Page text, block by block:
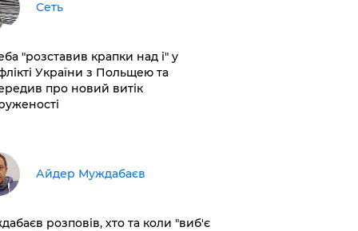
Сеть
"розставив крапки над і" у
України з Польщею та
про новий витік
Айдер Муждабаєв
розповів, хто та коли "виб'є